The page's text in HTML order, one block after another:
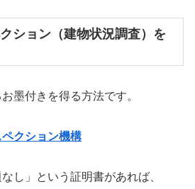
ション（建物状況調査）を
墨付きを得る方法です。
クション機構
し」という証明書があれば、